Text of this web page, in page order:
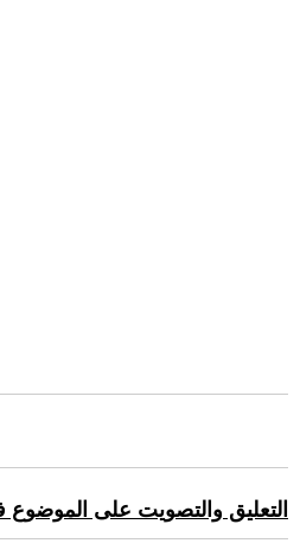
التعليق والتصويت على الموضوع